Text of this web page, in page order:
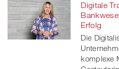
Facebook
on
twitt
er
Digitale
Erfolg
Die
komplexe